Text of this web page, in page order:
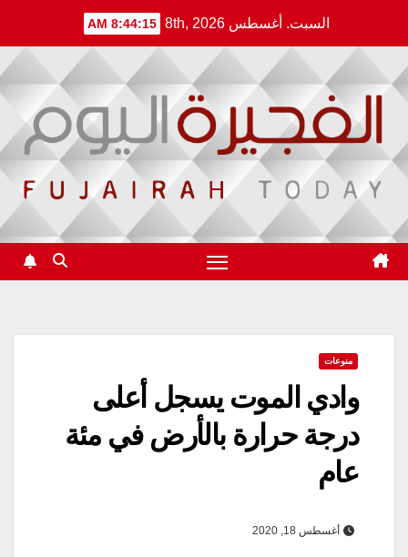
content
السبت. أغسطس 8th, 2026 8:44:15 AM
منوعات
وادي الموت يسجل أعلى
درجة حرارة بالأرض في مئة
عام
أغسطس 18, 2020